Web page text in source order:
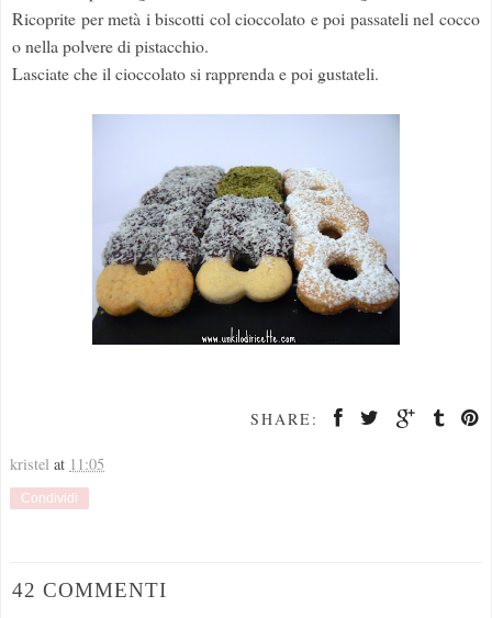
Ricoprite per metà i biscotti col cioccolato e poi passateli nel cocco
o nella polvere di pistacchio.
Lasciate che il cioccolato si rapprenda e poi gustateli.
SHARE:
kristel at 11:05
Condividi
42 COMMENTI